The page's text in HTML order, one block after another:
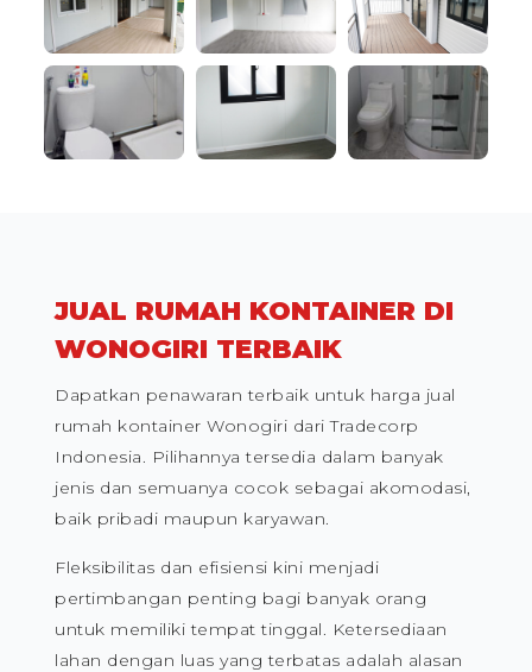
JUAL RUMAH KONTAINER DI
WONOGIRI TERBAIK
Dapatkan penawaran terbaik untuk harga jual
rumah kontainer Wonogiri dari Tradecorp
Indonesia. Pilihannya tersedia dalam banyak
jenis dan semuanya cocok sebagai akomodasi,
baik pribadi maupun karyawan.
Fleksibilitas dan efisiensi kini menjadi
pertimbangan penting bagi banyak orang
untuk memiliki tempat tinggal. Ketersediaan
lahan dengan luas yang terbatas adalah alasan